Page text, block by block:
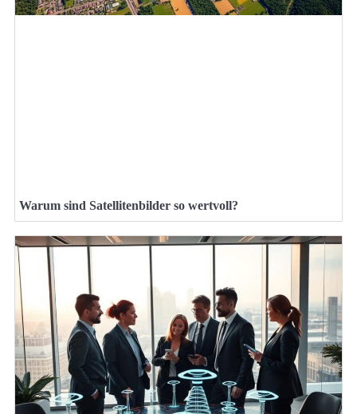
Warum sind Satellitenbilder so wertvoll?